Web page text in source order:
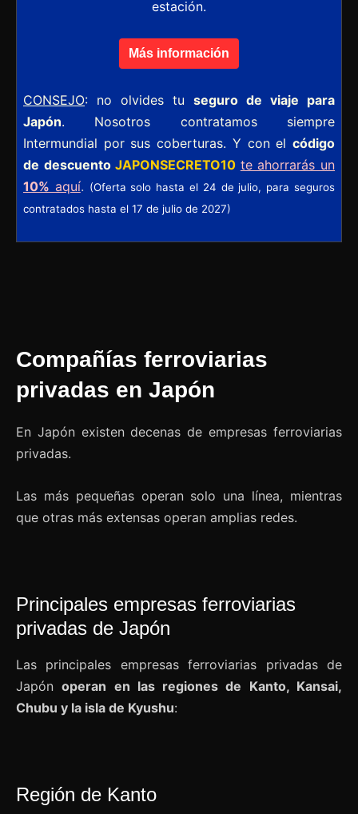
estación.
Más información
CONSEJO: no olvides tu seguro de viaje para
Japón. Nosotros contratamos siempre
Intermundial por sus coberturas. Y con el código
de descuento JAPONSECRETO10 te ahorrarás un
10% aquí. (Oferta solo hasta el 24 de julio, para seguros
contratados hasta el 17 de julio de 2027)
Compañías ferroviarias
privadas en Japón
En Japón existen decenas de empresas ferroviarias
privadas.
Las más pequeñas operan solo una línea, mientras
que otras más extensas operan amplias redes.
Principales empresas ferroviarias
privadas de Japón
Las principales empresas ferroviarias privadas de
Japónoperan en las regiones de Kanto, Kansai,
Chubu y la isla de Kyushu:
Región de Kanto